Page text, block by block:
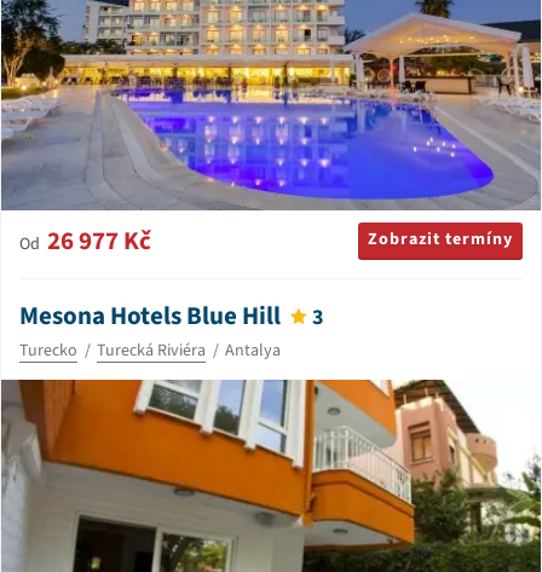
Od 26 977 Kč Zobrazit termíny
Mesona Hotels Blue Hill 3
Turecko Turecká Riviéra Antalya